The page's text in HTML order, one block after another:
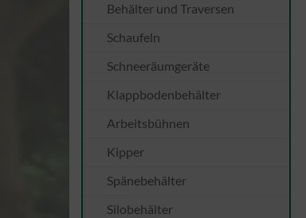
Behälter und Traversen
Schaufeln
Schneeräumgeräte
Klappbodenbehälter
Arbeitsbühnen
Kipper
Spänebehälter
Silobehälter